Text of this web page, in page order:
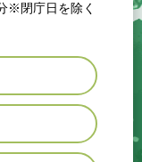
※閉庁日を除く